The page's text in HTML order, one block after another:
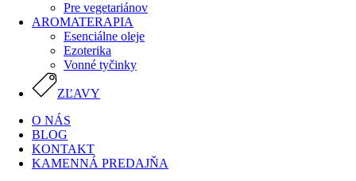
Pre vegetariánov
AROMATERAPIA
Esenciálne oleje
Ezoterika
Vonné tyčinky
ZĽAVY
O NÁS
BLOG
KONTAKT
KAMENNÁ PREDAJŇA